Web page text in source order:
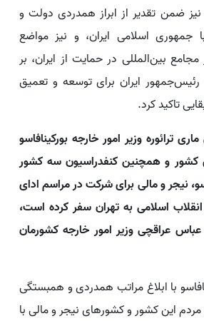
نیز ضمن تقدیر از ابراز همدردی دولت و
جمهوری اسلامی ایران، و نیز مواضع
بین‌المللی در حمایت از ایران، بر
رئیس‌جمهور ایران برای توسعه و تعمیق
تاکید کرد.
ترائوره وزیر امور خارجه بورکینافاسو
کشور و همچنین کنفدراسیون سه کشور
نیجر و مالی برای شرکت در مراسم ادای
اسلامی به تهران سفر کرده است،
عراقچی وزیر امور خارجه کشورمان
با ابلاغ مراتب همدردی و همبستگی
این کشور و کشورهای نیجر و مالی با